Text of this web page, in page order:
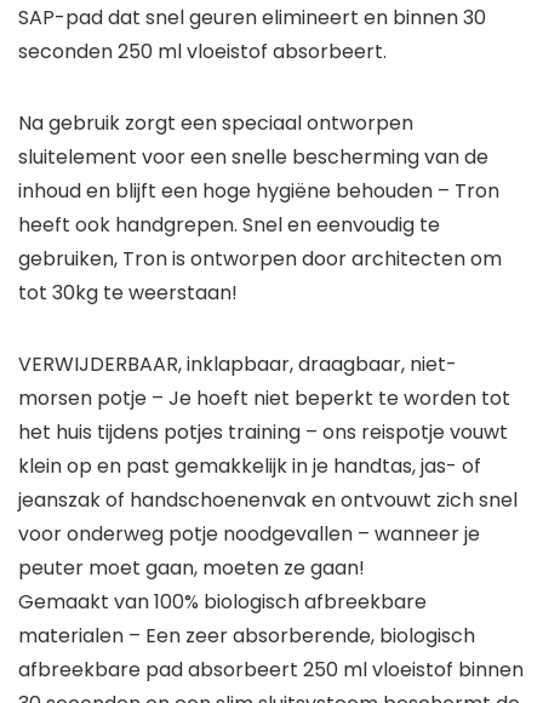
SAP-pad dat snel geuren elimineert en binnen 30
seconden 250 ml vloeistof absorbeert.
Na gebruik zorgt een speciaal ontworpen
sluitelement voor een snelle bescherming van de
inhoud en blijft een hoge hygiëne behouden – Tron
heeft ook handgrepen. Snel en eenvoudig te
gebruiken, Tron is ontworpen door architecten om
tot 30kg te weerstaan!
VERWIJDERBAAR, inklapbaar, draagbaar, niet-
morsen potje – Je hoeft niet beperkt te worden tot
het huis tijdens potjes training – ons reispotje vouwt
klein op en past gemakkelijk in je handtas, jas- of
jeanszak of handschoenenvak en ontvouwt zich snel
voor onderweg potje noodgevallen – wanneer je
peuter moet gaan, moeten ze gaan!
Gemaakt van 100% biologisch afbreekbare
materialen – Een zeer absorberende, biologisch
afbreekbare pad absorbeert 250 ml vloeistof binnen